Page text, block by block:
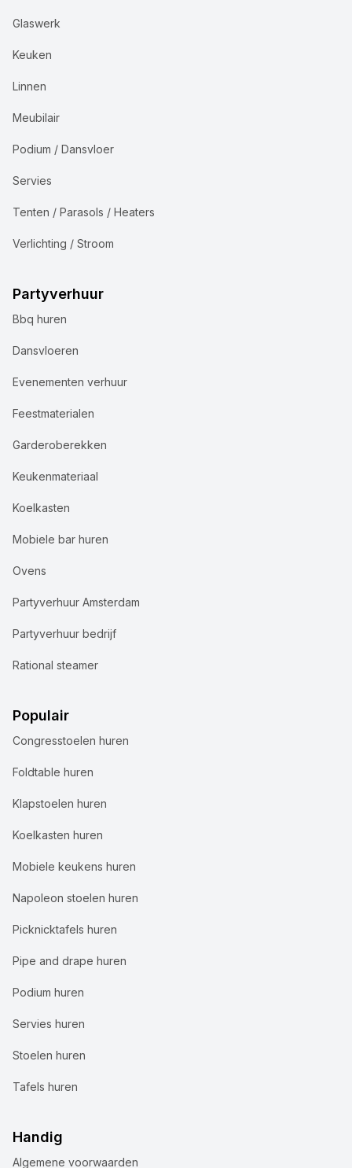
Glaswerk
Keuken
Linnen
Meubilair
Podium / Dansvloer
Servies
Tenten / Parasols / Heaters
Verlichting / Stroom
Partyverhuur
Bbq huren
Dansvloeren
Evenementen verhuur
Feestmaterialen
Garderoberekken
Keukenmateriaal
Koelkasten
Mobiele bar huren
Ovens
Partyverhuur Amsterdam
Partyverhuur bedrijf
Rational steamer
Populair
Congresstoelen huren
Foldtable huren
Klapstoelen huren
Koelkasten huren
Mobiele keukens huren
Napoleon stoelen huren
Picknicktafels huren
Pipe and drape huren
Podium huren
Servies huren
Stoelen huren
Tafels huren
Handig
Algemene voorwaarden